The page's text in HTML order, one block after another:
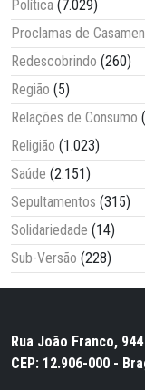
Política (7.029)
Proclamas de
Redescobrindo (260)
Região (5)
Relações de Consumo
Religião (1.023)
Saúde (2.151)
Sepultamentos (315)
Solidariedade (14)
Sub-Versão (228)
Rua João Franco,
CEP: 12.906-000 -